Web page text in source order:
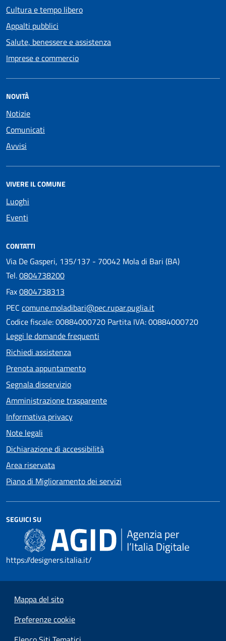
Cultura e tempo libero
Appalti pubblici
Salute, benessere e assistenza
Imprese e commercio
NOVITÀ
Notizie
Comunicati
Avvisi
VIVERE IL COMUNE
Luoghi
Eventi
CONTATTI
Via De Gasperi, 135/137 - 70042 Mola di Bari (BA)
Tel.0804738200
Fax0804738313
PEC comune.moladibari@pec.rupar.puglia.it
Codice fiscale: 00884000720 Partita IVA: 00884000720
Leggi le domande frequenti
Richiedi assistenza
Prenota appuntamento
Segnala disservizio
Amministrazione trasparente
Informativa privacy
Note legali
Dichiarazione di accessibilità
Area riservata
Piano di Miglioramento dei servizi
SEGUICI SU
https://designers.italia.it/
Mappa del sito
Preferenze cookie